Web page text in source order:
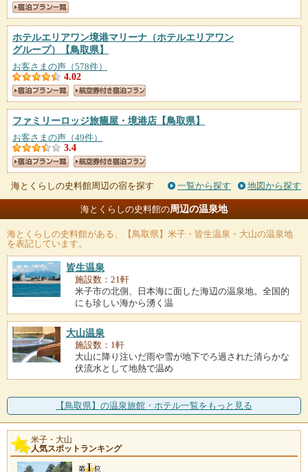
ホテルエリアワン境港マリーナ（ホテルエリアワン
グループ）
【鳥取県】
お客さまの声（578件）
4.02
ファミリーロッジ旅籠屋・境港店 【鳥取県】
お客さまの声（49件）
3.4
海とくらしの史料館周辺の宿を探す 一覧から探す 地図から探す
海とくらしの史料館の周辺の温泉地
海とくらしの史料館がある、【鳥取県】米子・皆生温泉・大山の温泉地
を表記しています。
皆生温泉
施設数：21軒
米子市の北側、日本海に面した海辺の温泉地。全国的
にも珍しい海から湧く温
大山温泉
施設数：1軒
大山に降り注いだ雨や雪が地下でろ過された清らかな
伏流水として地熱で温め
【鳥取県】の温泉旅館・ホテル一覧をもっと見る
米子・大山
人気スポットランキング